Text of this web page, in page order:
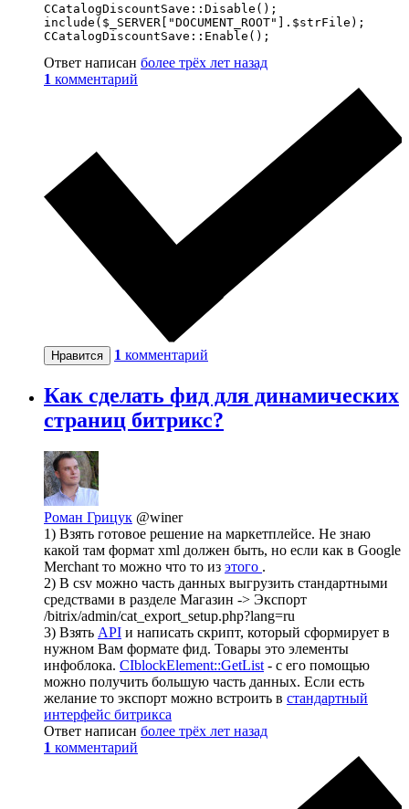
CCatalogDiscountSave::Disable();
include($_SERVER["DOCUMENT_ROOT"].$strFile);
CCatalogDiscountSave::Enable();
Ответ написан более трёх лет назад
1 комментарий
Нравится 1 комментарий
Как сделать фид для динамических
страниц битрикс?
Роман Грицук @winer
1) Взять готовое решение на маркетплейсе. Не знаю
какой там формат xml должен быть, но если как в Google
Merchant то можно что то из этого .
2) В csv можно часть данных выгрузить стандартными
средствами в разделе Магазин -> Экспорт
/bitrix/admin/cat_export_setup.php?lang=ru
3) Взять API и написать скрипт, который сформирует в
нужном Вам формате фид. Товары это элементы
инфоблока. CIblockElement::GetList - с его помощью
можно получить большую часть данных. Если есть
желание то экспорт можно встроить в стандартный
интерфейс битрикса
Ответ написан более трёх лет назад
1 комментарий